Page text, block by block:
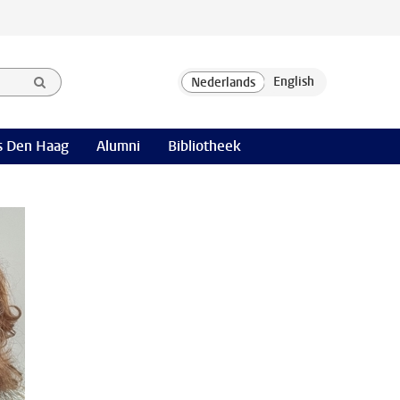
Den Haag Alumni Bibliotheek